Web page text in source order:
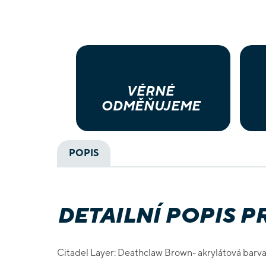
VĚRNÉ
ODMĚŇUJEME
POPIS
DETAILNÍ POPIS
Citadel Layer: Deathclaw Brown- akrylátová